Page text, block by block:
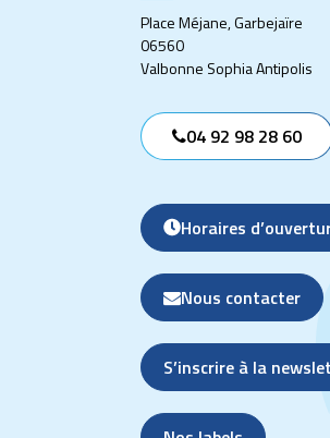
Place Méjane, Garbejaïre
06560
Valbonne Sophia Antipolis
04 92 98 28 60
Horaires
Nous contacter
S’inscrire à la